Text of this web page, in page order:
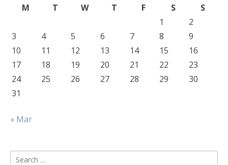
M
T W T F S
S
1
2
3
4 5 6 7 8
9
10
11 12 13 14 15
16
17
18 19 20 21 22
23
24
25 26 27 28 29
30
31
« Mar
Search